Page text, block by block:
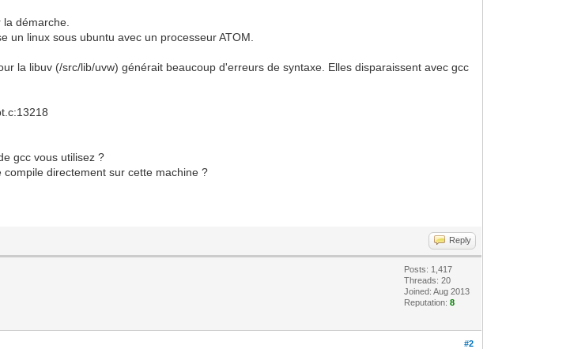
démarche.
un linux sous ubuntu avec un processeur ATOM.
la libuv (/src/lib/uvw) générait beaucoup d'erreurs de syntaxe. Elles disparaissent avec gcc
gcc vous utilisez ?
directement sur cette machine ?
Reply
Posts: 1,417
Threads: 20
Joined: Aug 2013
Reputation:8
#2